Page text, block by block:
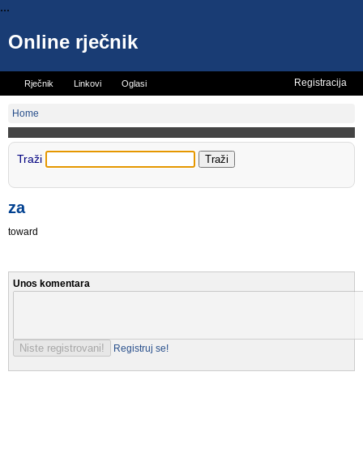
...
Online rječnik
Rječnik Linkovi Oglasi Registracija
Home
Traži
za
toward
Unos komentara
Registruj se!